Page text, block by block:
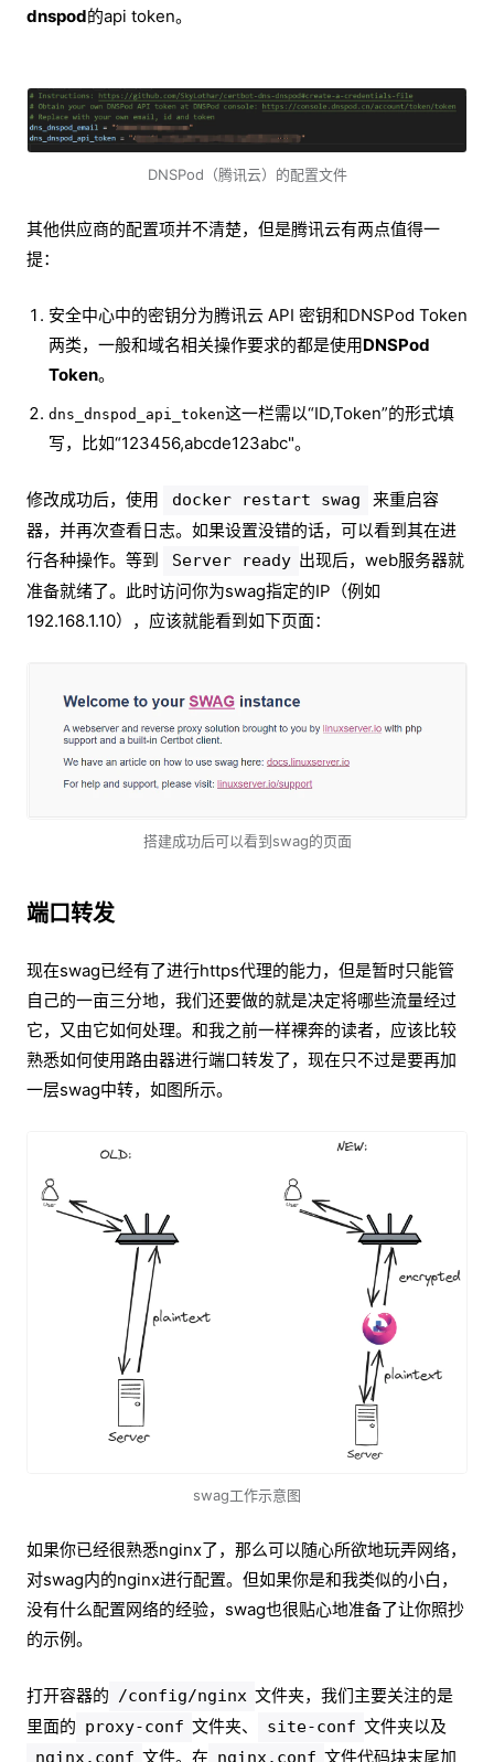
dnspod的api token。
DNSPod（腾讯云）的配置文件
其他供应商的配置项并不清楚，但是腾讯云有两点值得一
提：
安全中心中的密钥分为腾讯云 API 密钥和DNSPod Token
两类，一般和域名相关操作要求的都是使用DNSPod
Token。
dns_dnspod_api_token这一栏需以“ID,Token”的形式填
写，比如“123456,abcde123abc"。
修改成功后，使用 docker restart swag
来重启容
器，并再次查看日志。如果设置没错的话，可以看到其在进
行各种操作。等到
Server ready 出现后，web服务器就
准备就绪了。此时访问你为swag指定的IP（例如
192.168.1.10），应该就能看到如下页面：
搭建成功后可以看到swag的页面
端口转发
现在swag已经有了进行https代理的能力，但是暂时只能管
自己的一亩三分地，我们还要做的就是决定将哪些流量经过
它，又由它如何处理。和我之前一样裸奔的读者，应该比较
熟悉如何使用路由器进行端口转发了，现在只不过是要再加
一层swag中转，如图所示。
swag工作示意图
如果你已经很熟悉nginx了，那么可以随心所欲地玩弄网络，
对swag内的nginx进行配置。但如果你是和我类似的小白，
没有什么配置网络的经验，swag也很贴心地准备了让你照抄
的示例。
打开容器的 /config/nginx 文件夹，我们主要关注的是
里面的 proxy-conf 文件夹、 site-conf 文件夹以及
nginx.conf 文件。在 nginx.conf 文件代码块末尾加